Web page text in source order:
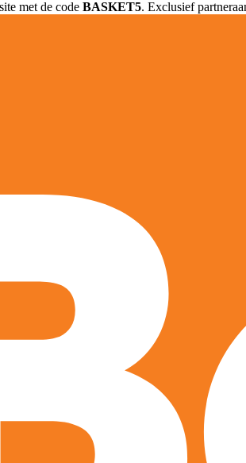
met de code BASKET5. Exclusief